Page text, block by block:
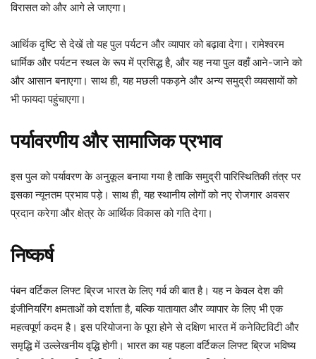
विरासत को और आगे ले जाएगा।
आर्थिक दृष्टि से देखें तो यह पुल पर्यटन और व्यापार को बढ़ावा देगा। रामेश्वरम
धार्मिक और पर्यटन स्थल के रूप में प्रसिद्ध है, और यह नया पुल वहाँ आने-जाने को
और आसान बनाएगा। साथ ही, यह मछली पकड़ने और अन्य समुद्री व्यवसायों को
भी फायदा पहुंचाएगा।
पर्यावरणीय और सामाजिक प्रभाव
इस पुल को पर्यावरण के अनुकूल बनाया गया है ताकि समुद्री पारिस्थितिकी तंत्र पर
इसका न्यूनतम प्रभाव पड़े। साथ ही, यह स्थानीय लोगों को नए रोजगार अवसर
प्रदान करेगा और क्षेत्र के आर्थिक विकास को गति देगा।
निष्कर्ष
पंबन वर्टिकल लिफ्ट ब्रिज भारत के लिए गर्व की बात है। यह न केवल देश की
इंजीनियरिंग क्षमताओं को दर्शाता है, बल्कि यातायात और व्यापार के लिए भी एक
महत्वपूर्ण कदम है। इस परियोजना के पूरा होने से दक्षिण भारत में कनेक्टिविटी और
समृद्धि में उल्लेखनीय वृद्धि होगी। भारत का यह पहला वर्टिकल लिफ्ट ब्रिज भविष्य